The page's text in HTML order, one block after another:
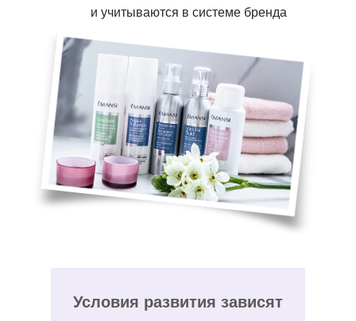
и учитываются в системе бренда
Условия развития зависят